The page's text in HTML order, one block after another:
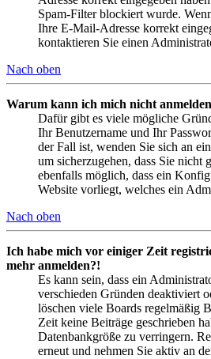
Spam-Filter blockiert wurde.
Ihre E-Mail-Adresse korrekt
kontaktieren Sie einen
Nach oben
Warum kann ich mich nicht
Dafür gibt es viele mögliche
Ihr Benutzername und Ihr
der Fall ist, wenden Sie sich an
um sicherzugehen, dass Sie nicht
ebenfalls möglich, dass ein
Website vorliegt, welches ein
Nach oben
Ich habe mich vor einiger Zeit
mehr anmelden?!
Es kann sein, dass ein
verschieden Gründen deaktiviert
löschen viele Boards regelmäßig
Zeit keine Beiträge geschrieben
Datenbankgröße zu verringern.
erneut und nehmen Sie aktiv an